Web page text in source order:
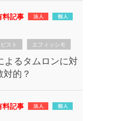
料記事
スト エフィッシモ
よるタムロンに対
的？
料記事